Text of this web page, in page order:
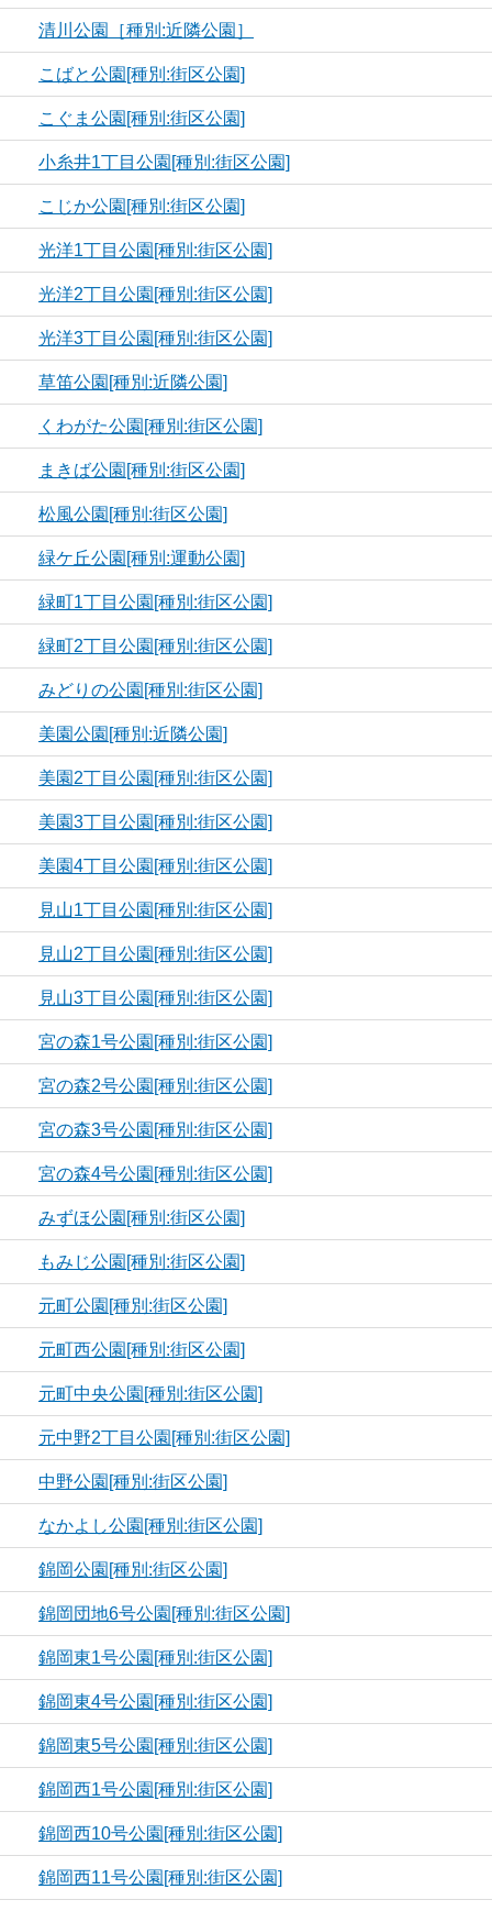
清川公園［種別:近隣公園］
こばと公園[種別:街区公園]
こぐま公園[種別:街区公園]
小糸井1丁目公園[種別:街区公園]
こじか公園[種別:街区公園]
光洋1丁目公園[種別:街区公園]
光洋2丁目公園[種別:街区公園]
光洋3丁目公園[種別:街区公園]
草笛公園[種別:近隣公園]
くわがた公園[種別:街区公園]
まきば公園[種別:街区公園]
松風公園[種別:街区公園]
緑ケ丘公園[種別:運動公園]
緑町1丁目公園[種別:街区公園]
緑町2丁目公園[種別:街区公園]
みどりの公園[種別:街区公園]
美園公園[種別:近隣公園]
美園2丁目公園[種別:街区公園]
美園3丁目公園[種別:街区公園]
美園4丁目公園[種別:街区公園]
見山1丁目公園[種別:街区公園]
見山2丁目公園[種別:街区公園]
見山3丁目公園[種別:街区公園]
宮の森1号公園[種別:街区公園]
宮の森2号公園[種別:街区公園]
宮の森3号公園[種別:街区公園]
宮の森4号公園[種別:街区公園]
みずほ公園[種別:街区公園]
もみじ公園[種別:街区公園]
元町公園[種別:街区公園]
元町西公園[種別:街区公園]
元町中央公園[種別:街区公園]
元中野2丁目公園[種別:街区公園]
中野公園[種別:街区公園]
なかよし公園[種別:街区公園]
錦岡公園[種別:街区公園]
錦岡団地6号公園[種別:街区公園]
錦岡東1号公園[種別:街区公園]
錦岡東4号公園[種別:街区公園]
錦岡東5号公園[種別:街区公園]
錦岡西1号公園[種別:街区公園]
錦岡西10号公園[種別:街区公園]
錦岡西11号公園[種別:街区公園]